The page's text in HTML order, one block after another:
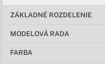
ZÁKLADNÉ ROZDELENIE
MODELOVÁ RADA
FARBA